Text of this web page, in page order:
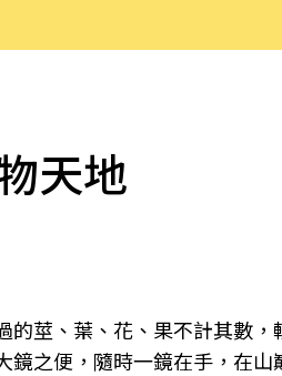
天地
的莖、葉、花、果不計其數
鏡之便，隨時一鏡在手，在